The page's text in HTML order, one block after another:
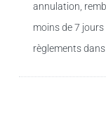
annulation,
moins de 7
règlements